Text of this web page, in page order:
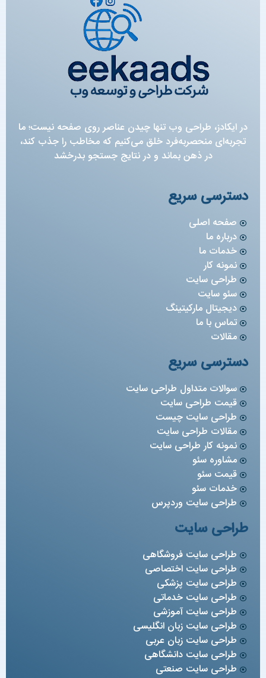
در ایکادز، طراحی وب تنها چیدن عناصر روی صفحه نیست؛ ما
تجربه‌ای منحصربه‌فرد خلق می‌کنیم که مخاطب را جذب کند،
در ذهن بماند و در نتایج جستجو بدرخشد
دسترسی سریع
صفحه اصلی
درباره ما
خدمات ما
نمونه کار
طراحی سایت
سئو سایت
دیجیتال مارکیتینگ
تماس با ما
مقالات
دسترسی سریع
سوالات متداول طراحی سایت
قیمت طراحی سایت
طراحی سایت چیست
مقالات طراحی سایت
نمونه کار طراحی سایت
مشاوره سئو
قیمت سئو
خدمات سئو
طراحی سایت وردپرس
طراحی سایت
طراحی سایت فروشگاهی
طراحی سایت اختصاصی
طراحی سایت پزشکی
طراحی سایت خدماتی
طراحی سایت آموزشی
طراحی سایت زبان انگلیسی
طراحی سایت زبان عربی
طراحی سایت دانشگاهی
طراحی سایت صنعتی